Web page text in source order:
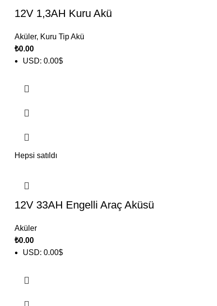
12V 1,3AH Kuru Akü
Aküler, Kuru Tip Akü
₺0.00
USD: 0.00$
Hepsi satıldı
12V 33AH Engelli Araç Aküsü
Aküler
₺0.00
USD: 0.00$